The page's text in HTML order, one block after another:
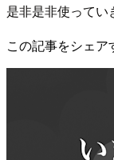
是非是非使ってい
この記事をシェア